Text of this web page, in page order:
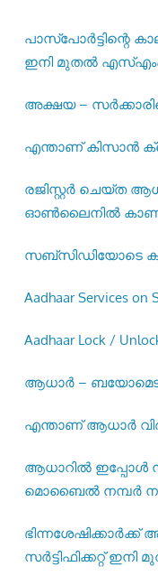
പാസ്‌പോര്‍ട്ടിന്റെ
ഇനി മുതല്‍
അക്ഷയ –
എന്താണ് കിസാൻ
രജിസ്റ്റര്‍ ചെയ്ത
ഓണ്‍ലൈനില്‍
സബ്സിഡിയോടെ
Aadhaar Services on
Aadhaar Lock /
ആധാർ –
എന്താണ് ആധാർ
ആധാറിൽ ഇപ്പോൾ
മൊബൈൽ നമ്പർ
സർട്ടിഫിക്കറ്റ്